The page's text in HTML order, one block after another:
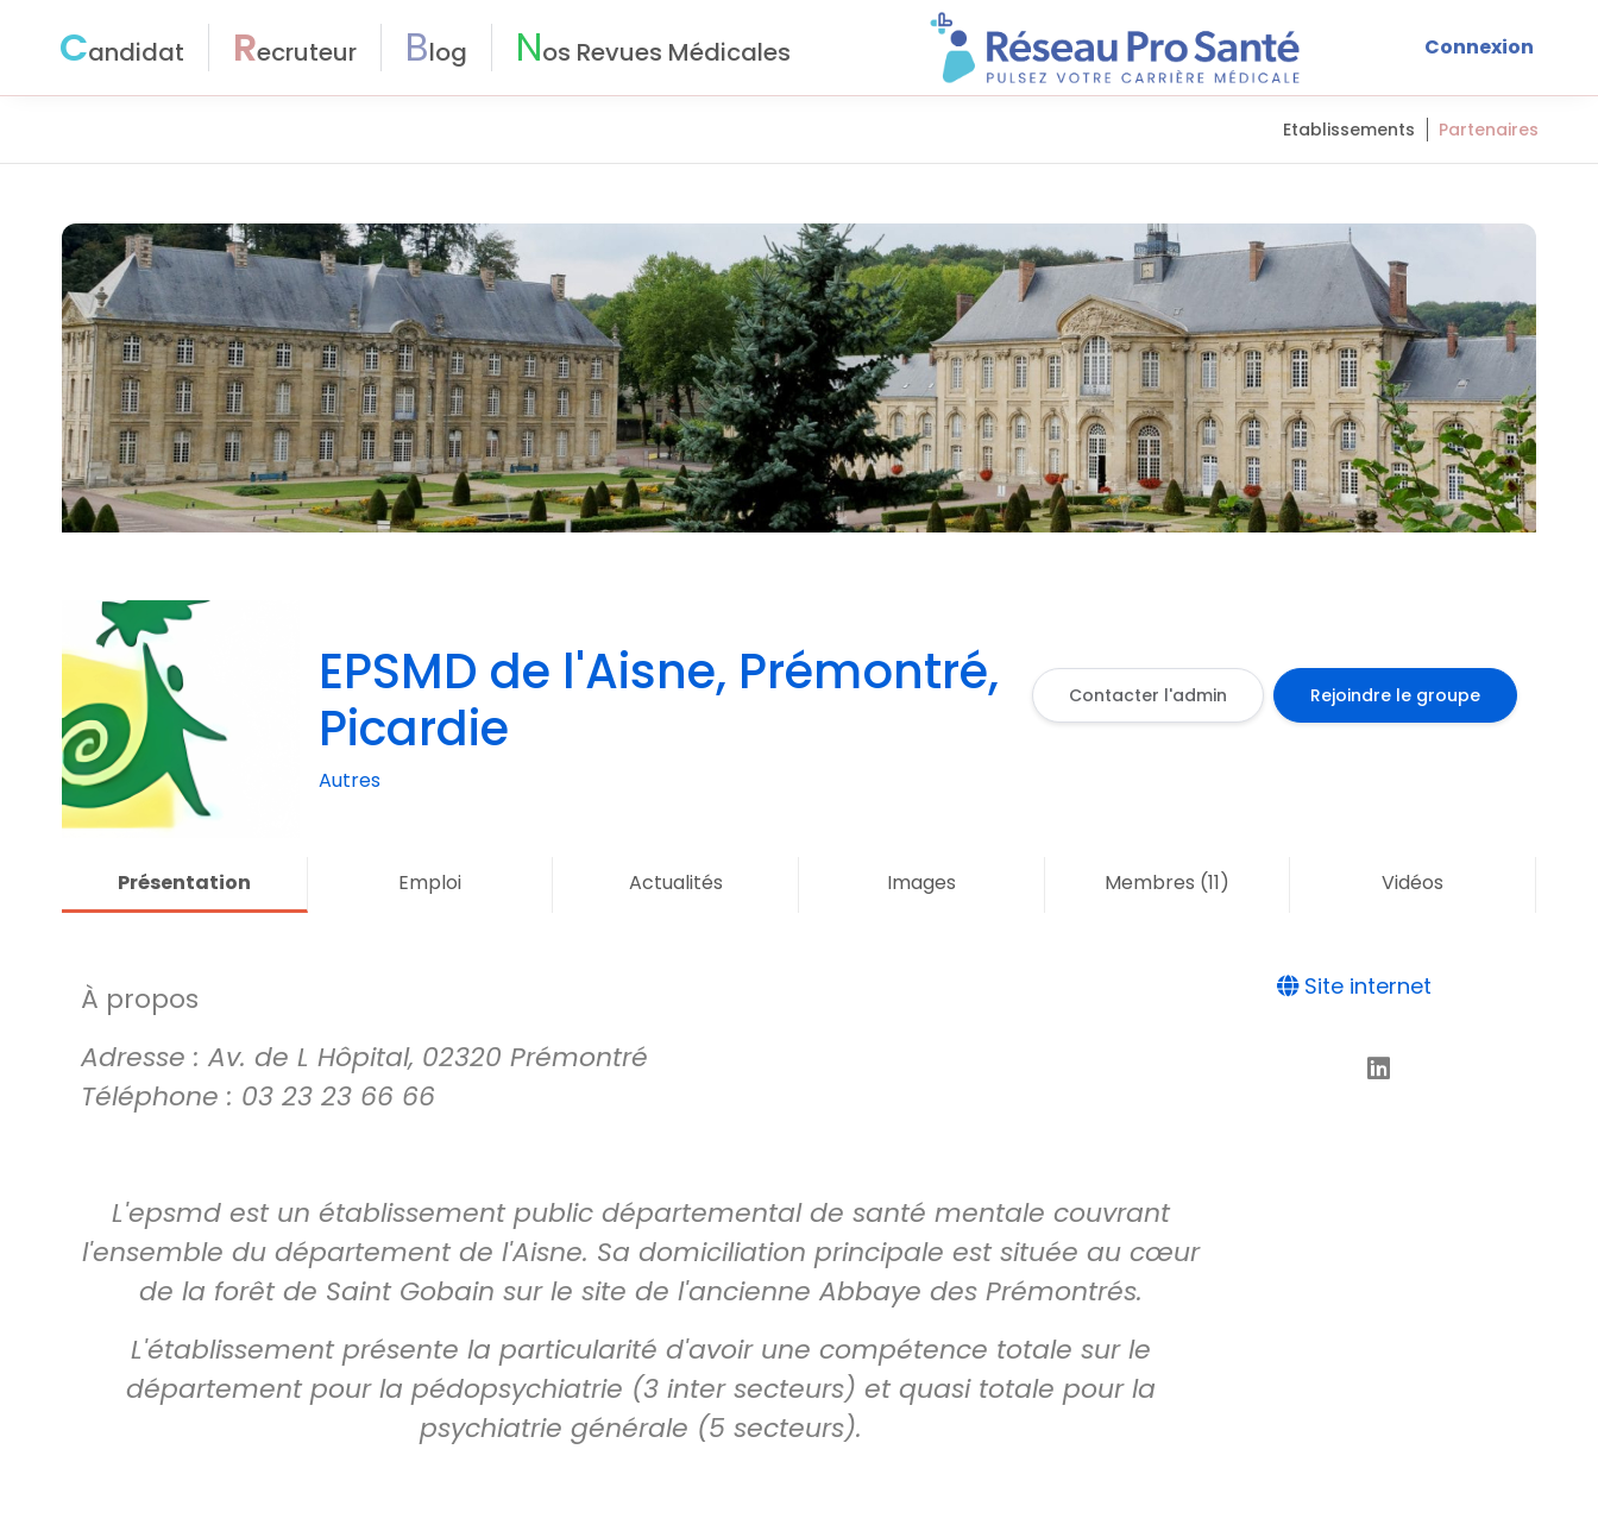
Candidat Recruteur Blog Nos Revues Médicales Connexion
Etablissements Partenaires
EPSMD de l'Aisne, Prémontré,
Picardie
Contacter l'admin Rejoindre le groupe
Autres
Présentation Emploi Actualités Images Membres (11) Vidéos
À propos
Adresse : Av. de L Hôpital, 02320 Prémontré
Téléphone : 03 23 23 66 66
L'epsmd est un établissement public départemental de santé mentale couvrant
l'ensemble du département de l'Aisne. Sa domiciliation principale est située au cœur
de la forêt de Saint Gobain sur le site de l'ancienne Abbaye des Prémontrés.
L'établissement présente la particularité d'avoir une compétence totale sur le
département pour la pédopsychiatrie (3 inter secteurs) et quasi totale pour la
psychiatrie générale (5 secteurs).
Site internet